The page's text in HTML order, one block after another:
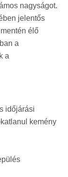
nagyságot.
jelentős
élő
a
a
időjárási
kemény